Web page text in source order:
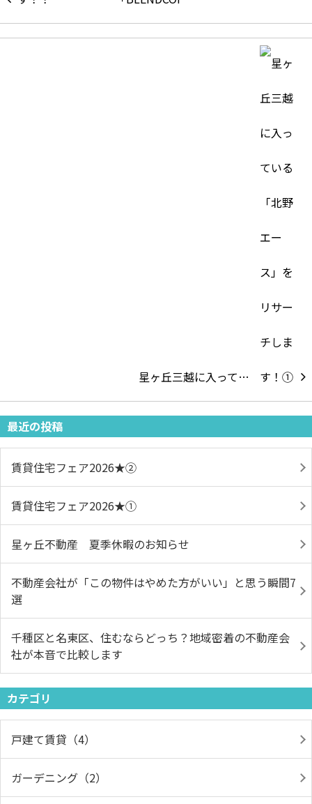
星ヶ丘三越に入って…
最近の投稿
賃貸住宅フェア2026★➁
賃貸住宅フェア2026★①
星ヶ丘不動産 夏季休暇のお知らせ
不動産会社が「この物件はやめた方がいい」と思う瞬間7
選
千種区と名東区、住むならどっち？地域密着の不動産会
社が本音で比較します
カテゴリ
戸建て賃貸（4）
ガーデニング（2）